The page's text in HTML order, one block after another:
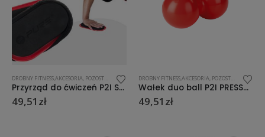
DROBNY FITNESS,AKCESORIA POZOSTAŁE SIŁOWNIA/FITNESS
Przyrząd do ćwiczeń P2I SLIDE PADS
49,51 zł
DROBNY FITNESS,AKCESORIA POZOSTAŁE ROLLERY
Wałek duo ball P2I PRESSURE POINTER
49,51 zł